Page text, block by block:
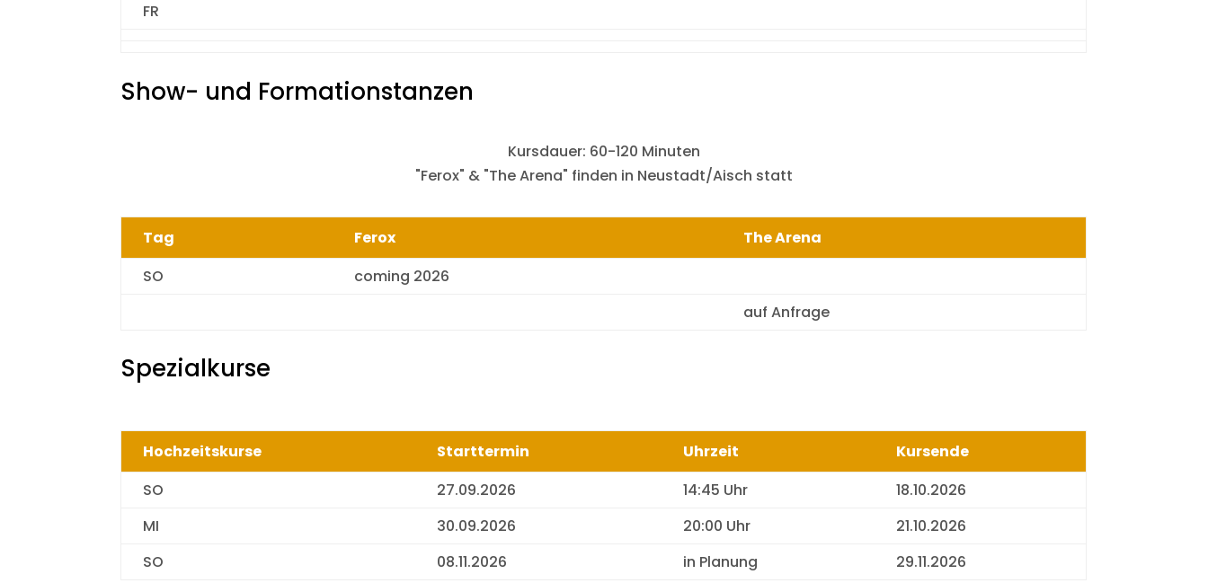
FR
Show- und Formationstanzen
Kursdauer: 60-120 Minuten
"Ferox" & "The Arena" finden in Neustadt/Aisch statt
Tag Ferox
The Arena
SO
coming 2026
auf Anfrage
Spezialkurse
Hochzeitskurse Starttermin Uhrzeit
Kursende
SO
27.09.2026 14:45 Uhr
18.10.2026
MI
30.09.2026 20:00 Uhr
21.10.2026
SO
08.11.2026 in Planung 29.11.2026